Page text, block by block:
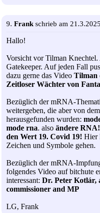
9. Frank schrieb am
Hallo!
Vorsicht vor Tilman
Gatekeeper. Auf jeden Fall
dazu gerne das Video Tilman
Zeitloser Wächter von
Bezüglich der mRNA-
weitergeben, die aber von
herausgefunden wurden:
mode rna. also ändere RNA!
den Wert 19. Covid 19! Hier
Zeichen und Symbole gehen.
Bezüglich der mRNA-
folgendes Video auf bitchute
interessant: Dr. Peter Kotlár,
commissioner and MP
LG, Frank